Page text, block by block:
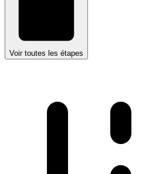
Voir toutes les étapes